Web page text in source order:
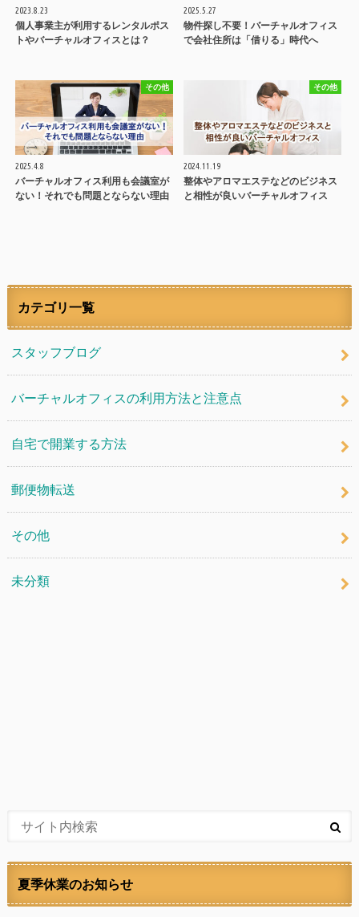
2023.8.23
個人事業主が利用するレンタルポス
トやバーチャルオフィスとは？
2025.5.27
物件探し不要！バーチャルオフィス
で会社住所は「借りる」時代へ
その他
2025.4.8
バーチャルオフィス利用も会議室が
ない！それでも問題とならない理由
その他
2024.11.19
整体やアロマエステなどのビジネス
と相性が良いバーチャルオフィス
カテゴリ一覧
スタッフブログ
バーチャルオフィスの利用方法と注意点
自宅で開業する方法
郵便物転送
その他
未分類
夏季休業のお知らせ